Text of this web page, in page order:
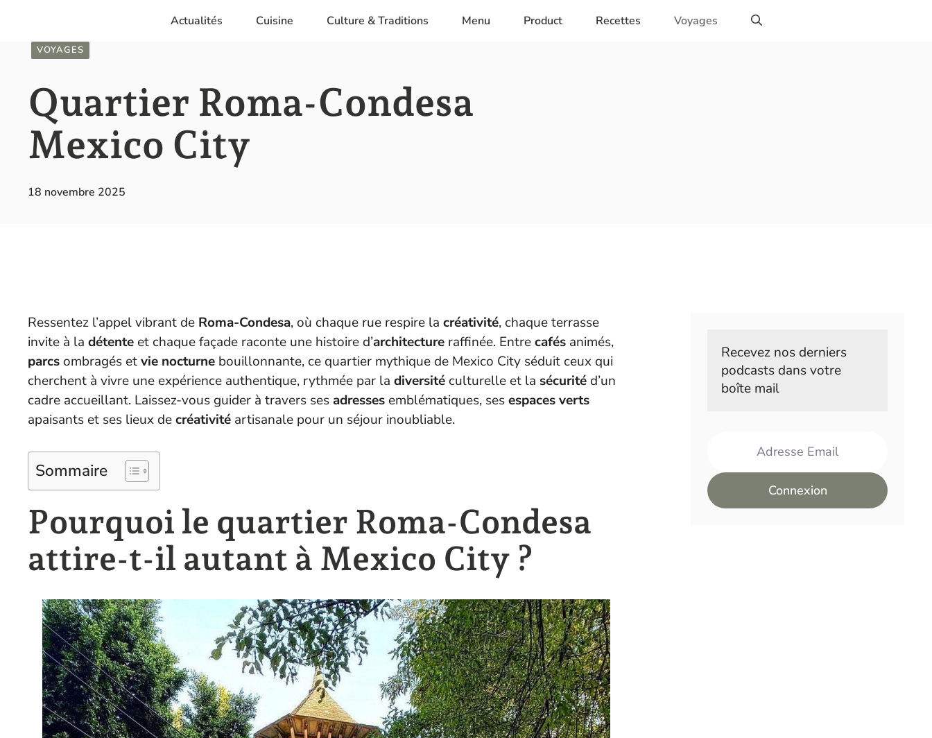
contenu
Actualités Cuisine Culture & Traditions Menu Product Recettes Voyages
VOYAGES
Quartier Roma-Condesa
Mexico City
18 novembre 2025
Ressentez l’appel vibrant de Roma-Condesa, où chaque rue respire la créativité, chaque terrasse
invite à la détente et chaque façade raconte une histoire d’architecture raffinée. Entrecafés animés,
parcs ombragés etvie nocturne bouillonnante, ce quartier mythique de Mexico City séduit ceux qui
cherchent à vivre une expérience authentique, rythmée par la diversité culturelle et la sécurité d’un
cadre accueillant. Laissez-vous guider à travers sesadresses emblématiques, sesespaces verts
apaisants et ses lieux decréativité artisanale pour un séjour inoubliable.
Sommaire
Pourquoi le quartier Roma-Condesa
attire-t-il autant à Mexico City ?
Recevez nos derniers
podcasts dans votre
boîte mail
Adresse Email
Connexion